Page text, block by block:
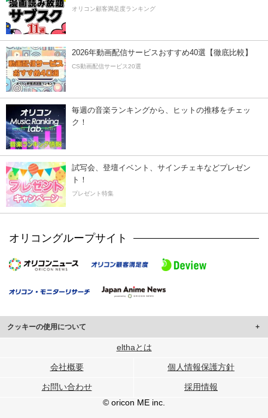
オリコン顧客満足度ランキング
2026年動画配信サービスおすすめ40選【徹底比較】
CS動画配信サービス20選
毎週の音楽ランキングから、ヒットの推移をチェッ
ク！
試写会、登壇イベント、サインチェキなどプレゼン
ト！
プレゼント特集
オリコングループサイト
クッキーの使用について
このサイトでは Cookie を使用して、ユーザーに合わせたコンテンツや広告の
行っています。
メディアや広告配信、データ解析の各パートナーに提供しています。
各パートナーは、この情報とユーザーが各パートナーに提供した他の情報や、
ユーザーが各パートナーのサービスを使用したときに収集した他の情報を組み
elthaとは
会社概要 個人情報保護方針
お問い合わせ
採用情報
© oricon ME inc.